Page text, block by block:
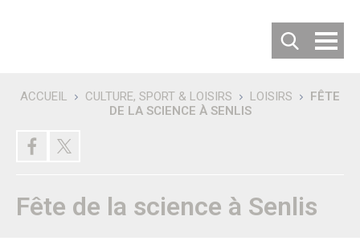
Villes jumelées
Les 50 ans du Jumelage avec Langenfeld
Carte d’identité de la ville
Recherche
ACCUEIL CULTURE, SPORT & LOISIRS LOISIRS
FÊTE
DE LA SCIENCE À SENLIS
Fête de la science à Senlis